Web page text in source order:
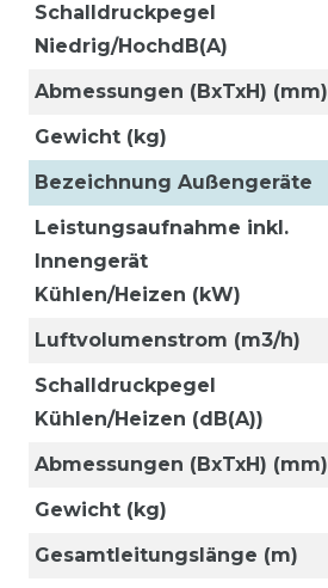
Schalldruckpegel
Niedrig/HochdB(A)
Abmessungen (BxTxH) (mm)
Gewicht (kg)
Bezeichnung Außengeräte
Leistungsaufnahme inkl.
Innengerät
Kühlen/Heizen (kW)
Luftvolumenstrom (m3/h)
Schalldruckpegel
Kühlen/Heizen (dB(A))
Abmessungen (BxTxH) (mm)
Gewicht (kg)
Gesamtleitungslänge (m)